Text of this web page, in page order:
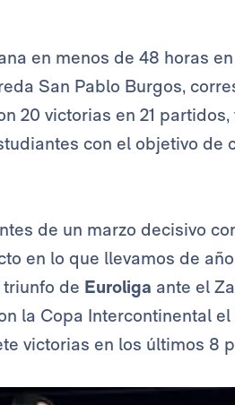
en menos de 48 horas
San Pablo Burgos,
20 victorias en 21
con el objetivo de
de un marzo decisivo
en lo que llevamos de
de Euroliga ante el
la Copa Intercontinental
victorias en los últimos 8